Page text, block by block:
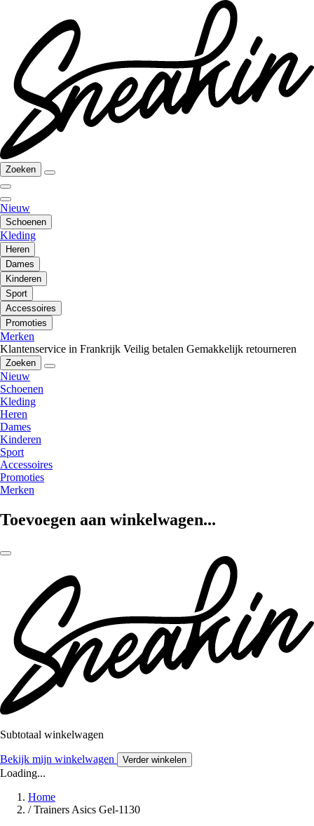
Zoeken
Nieuw
Schoenen
Kleding
Heren
Dames
Kinderen
Sport
Accessoires
Promoties
Merken
Klantenservice in Frankrijk Veilig betalen Gemakkelijk retourneren
Zoeken
Nieuw
Schoenen
Kleding
Heren
Dames
Kinderen
Sport
Accessoires
Promoties
Merken
Toevoegen aan winkelwagen...
Subtotaal winkelwagen
Bekijk mijn winkelwagen Verder winkelen
Loading...
Home
/ Trainers Asics Gel-1130